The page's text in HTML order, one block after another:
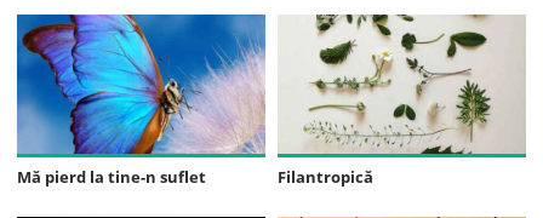
Mă pierd la tine-n suflet Filantropică